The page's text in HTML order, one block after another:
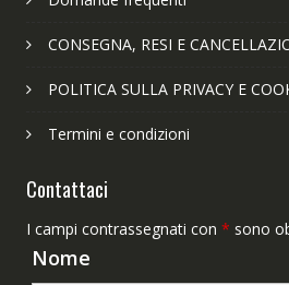
CONSEGNA, RESI E
POLITICA SULLA PRIVACY E
Termini e condizioni
Contattaci
I campi contrassegnati con * sono
Nome